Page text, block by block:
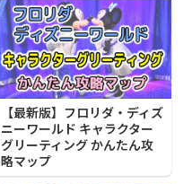
【最新版】フロリダ・ディズ
ニーワールド キャラクター
グリーティング かんたん攻
略マップ